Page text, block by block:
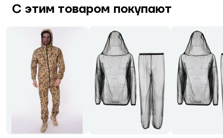
С этим товаром покупают